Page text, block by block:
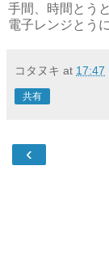
手間、時間とう
電子レンジとう
コタヌキ at 17:47
共有
‹